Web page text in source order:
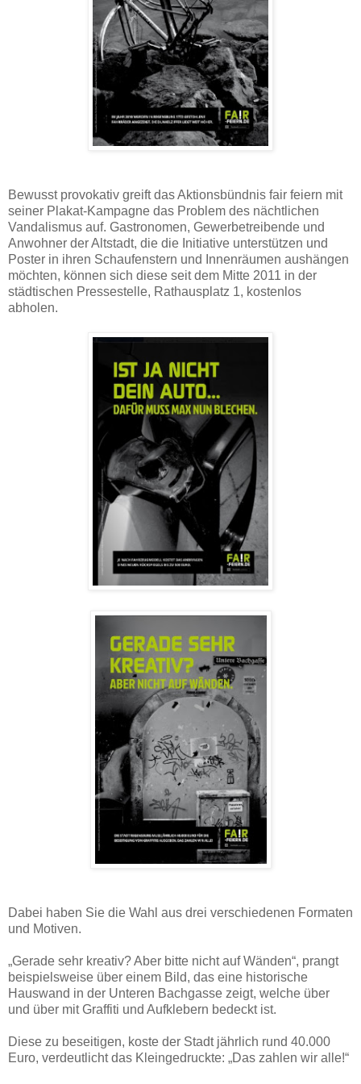
Bewusst provokativ greift das Aktionsbündnis fair feiern mit
seiner Plakat-Kampagne das Problem des nächtlichen
Vandalismus auf. Gastronomen, Gewerbetreibende und
Anwohner der Altstadt, die die Initiative unterstützen und
Poster in ihren Schaufenstern und Innenräumen aushängen
möchten, können sich diese seit dem Mitte 2011 in der
städtischen Pressestelle, Rathausplatz 1, kostenlos
abholen.
Dabei haben Sie die Wahl aus drei verschiedenen Formaten
und Motiven.
„Gerade sehr kreativ? Aber bitte nicht auf Wänden“, prangt
beispielsweise über einem Bild, das eine historische
Hauswand in der Unteren Bachgasse zeigt, welche über
und über mit Graffiti und Aufklebern bedeckt ist.
Diese zu beseitigen, koste der Stadt jährlich rund 40.000
Euro, verdeutlicht das Kleingedruckte: „Das zahlen wir alle!“